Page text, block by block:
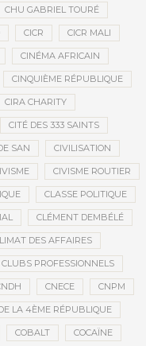
CHU GABRIEL TOURÉ
CICR CICR MALI
CINÉMA AFRICAIN
CINQUIÈME RÉPUBLIQUE
CIRA CHARITY
CITÉ DES 333 SAINTS
SAN CIVILISATION
CIVISME ROUTIER
CLASSE POLITIQUE
CLÉMENT DEMBÉLÉ
DES AFFAIRES
CLUBS PROFESSIONNELS
CNECE CNPM
LA 4ÈME RÉPUBLIQUE
COBALT COCAÏNE